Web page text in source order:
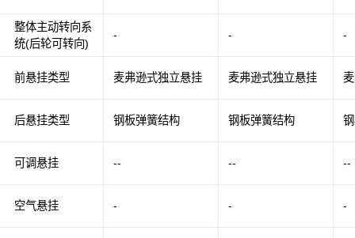
整体主动转向系
统(后轮可转向)
前悬挂类型
后悬挂类型
可调悬挂
空气悬挂
- - -
麦弗逊式独立悬挂 麦弗逊式独立悬挂
钢板弹簧结构 钢板弹簧结构
-- -- --
- - -